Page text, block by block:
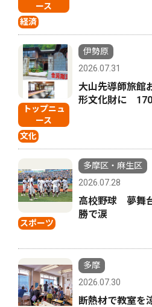
ース
経済
トップニュ
ース
文化
伊勢原
2026.07.31
大山先導師旅
形文化財に
スポーツ
多摩区・麻生区
2026.07.28
高校野球 夢舞
勝で涙
多摩
2026.07.30
断熱材で教室